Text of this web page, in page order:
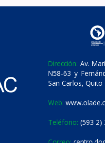
Dirección: Av.
N58-63 y
San Carlos, Quito
Web:
Teléfono: (593 2)